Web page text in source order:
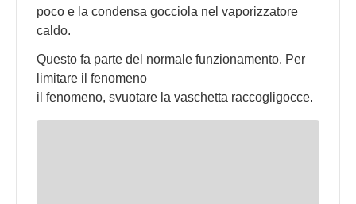
poco e la condensa gocciola nel vaporizzatore
caldo.
Questo fa parte del normale funzionamento. Per
limitare il fenomeno
il fenomeno, svuotare la vaschetta raccogligocce.